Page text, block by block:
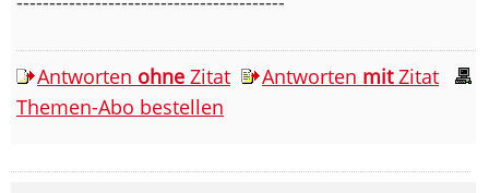
Antworten ohne Zitat Antworten mitZitat
Themen-Abo bestellen